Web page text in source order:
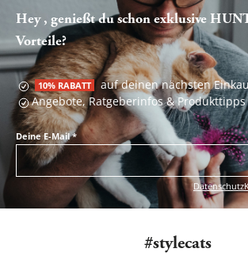
Hey , genießt du schon exklusive
Vorteile?
10% RABATT auf deinen nächsten
Angebote, Ratgeberinfos & Produkttipps
Deine E-Mail*
Datenschutz
#stylecats